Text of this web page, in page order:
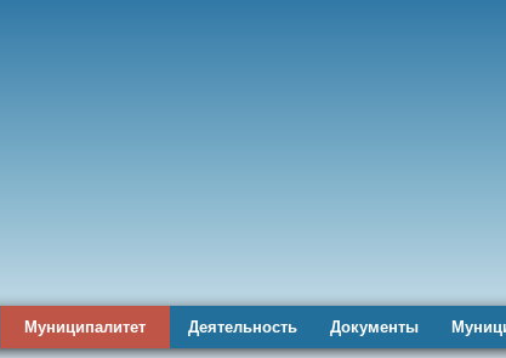
Муниципалитет Деятельность Документы